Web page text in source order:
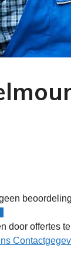
door offertes